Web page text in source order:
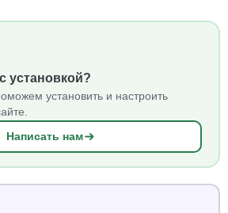
установкой?
установить и настроить
Написать нам